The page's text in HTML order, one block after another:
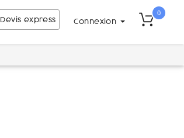
Devis express Connexion
0